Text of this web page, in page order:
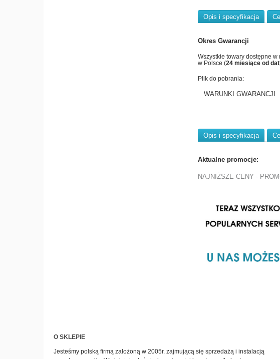
Opis i specyfikacja
Okres Gwarancji
Wszystkie towary dostępne
w Polsce (24 miesiące od
Plik do pobrania:
WARUNKI GWARANCJI
Opis i specyfikacja
Aktualne promocje:
NAJNIŻSZE CENY -
O SKLEPIE
Jesteśmy polską firmą założoną w 2005r. zajmującą się sprzedażą i instalacją